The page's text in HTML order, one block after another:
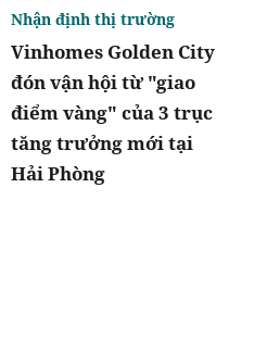
Vinhomes Golden City
đón vận hội từ "giao
điểm vàng" của 3 trục
tăng trưởng mới tại
Hải Phòng
Nhận định thị trường